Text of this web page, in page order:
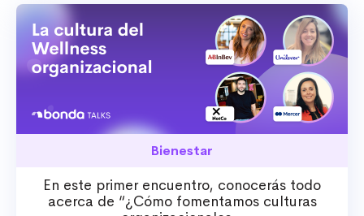
Bienestar
En este primer encuentro, conocerás todo
acerca de “¿Cómo fomentamos culturas